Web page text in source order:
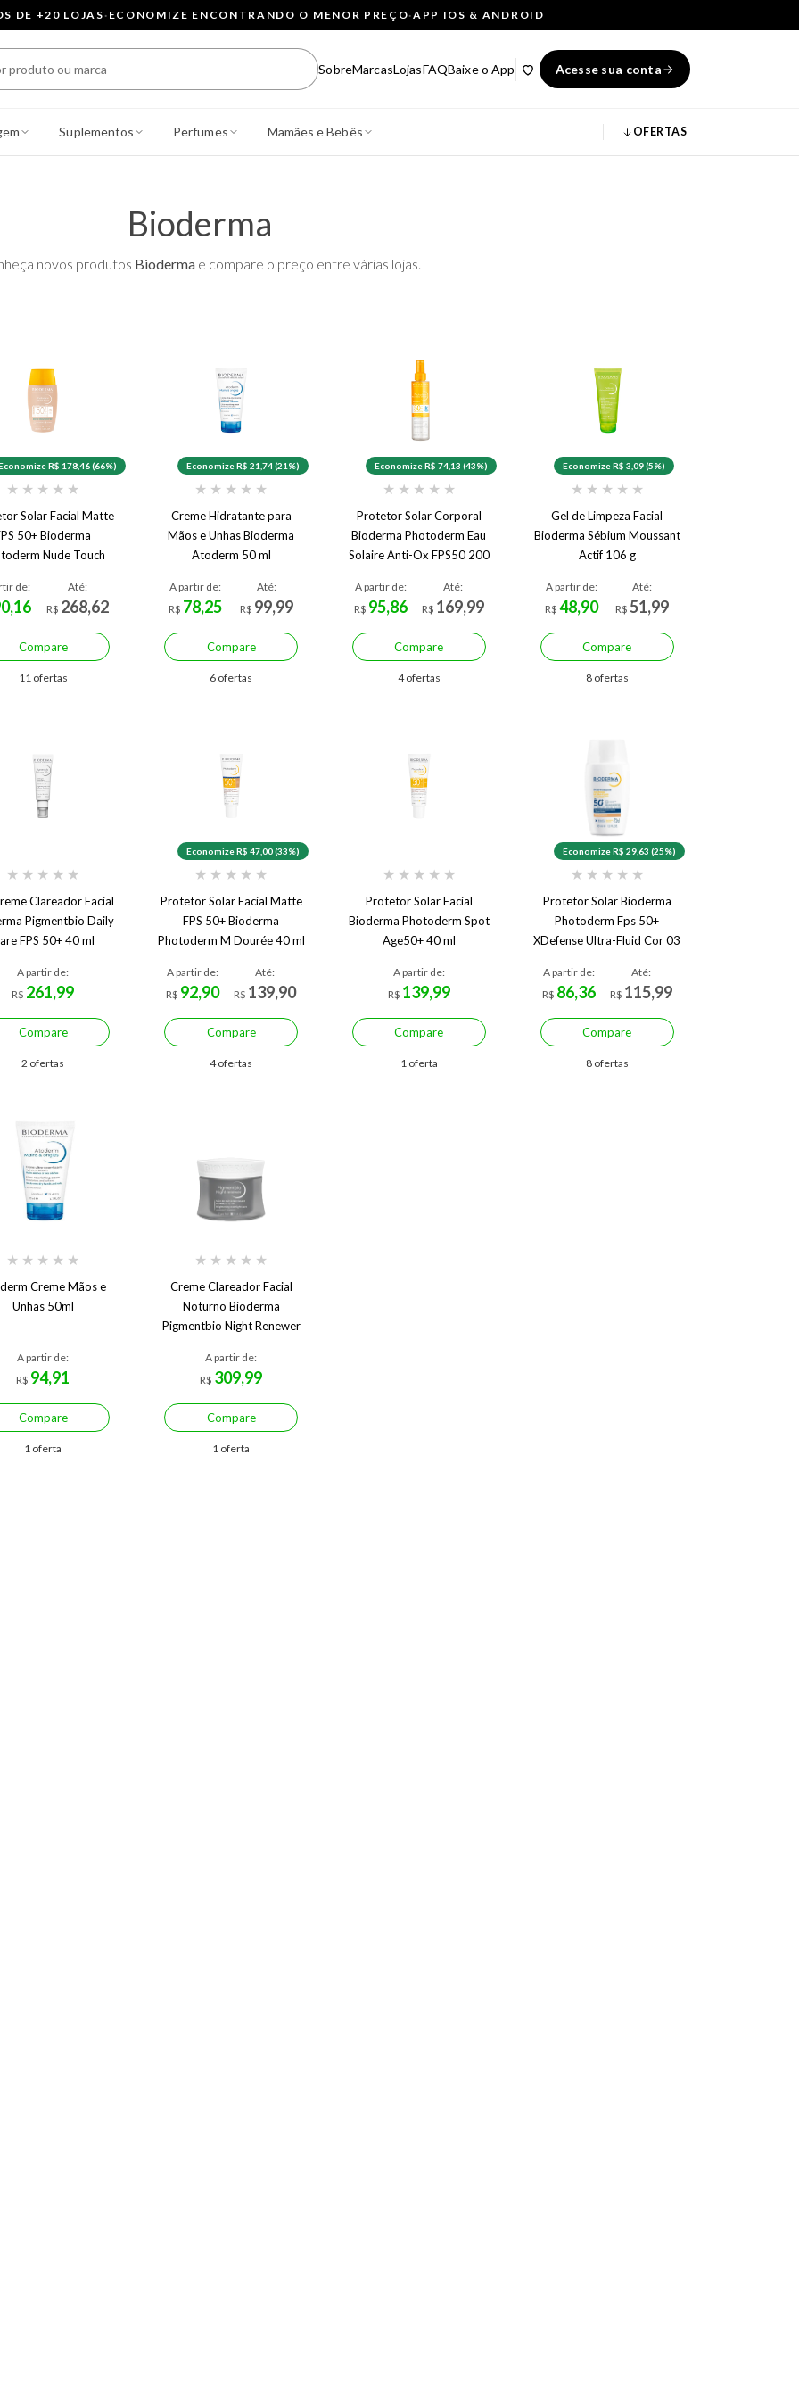
DE +20 LOJAS· ECONOMIZE ENCONTRANDO O MENOR PREÇO·APP IOS & ANDROID
SobreMarcasLojasFAQBaixe o App Acesse sua conta
Suplementos Perfumes Mamães e Bebês OFERTAS
Bioderma
novos produtos Biodermae compare o preço entre várias lojas.
R$ 178,46 (66%)
★ ★ ★ ★ ★
Solar Facial Matte
50+ Bioderma
Nude Touch
de:
Até:
R$ 268,62
Compare
11 ofertas
Economize R$ 21,74 (21%)
★ ★ ★ ★ ★
Creme Hidratante para
Mãos e Unhas Bioderma
Atoderm 50 ml
A partir de:
R$ 78,25
Até:
R$ 99,99
Compare
6 ofertas
Economize R$ 74,13 (43%)
★ ★ ★ ★ ★
Protetor Solar Corporal
Bioderma Photoderm Eau
Solaire Anti-Ox FPS50 200
A partir de:
R$ 95,86
Até:
R$ 169,99
Compare
4 ofertas
Economize R$ 3,09 (5%)
★ ★ ★ ★ ★
Gel de Limpeza Facial
Bioderma Sébium Moussant
Actif 106 g
A partir de:
R$ 48,90
Até:
R$51,99
Compare
8 ofertas
★ ★ ★ ★ ★
Clareador Facial
Pigmentbio Daily
FPS 50+ 40 ml
A partir de:
R$ 261,99
Compare
2 ofertas
Economize R$ 47,00 (33%)
★ ★ ★ ★ ★
Protetor Solar Facial Matte
FPS 50+ Bioderma
Photoderm M Dourée 40 ml
A partir de:
R$ 92,90
Até:
R$ 139,90
Compare
4 ofertas
★ ★ ★ ★ ★
Protetor Solar Facial
Bioderma Photoderm Spot
Age50+ 40 ml
A partir de:
R$ 139,99
Compare
1 oferta
Economize R$ 29,63 (25%)
★ ★ ★ ★ ★
Protetor Solar Bioderma
Photoderm Fps 50+
XDefense Ultra-Fluid Cor 03
A partir de:
R$ 86,36
Até:
R$ 115,99
Compare
8 ofertas
★ ★ ★ ★ ★
Creme Mãos e
Unhas 50ml
A partir de:
R$ 94,91
Compare
1 oferta
★ ★ ★ ★ ★
Creme Clareador Facial
Noturno Bioderma
Pigmentbio Night Renewer
A partir de:
R$ 309,99
Compare
1 oferta